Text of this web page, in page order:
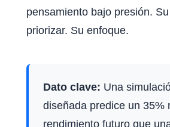
pensamiento bajo presión.
priorizar. Su enfoque.
Dato clave: Una
diseñada predice un 35%
rendimiento futuro que